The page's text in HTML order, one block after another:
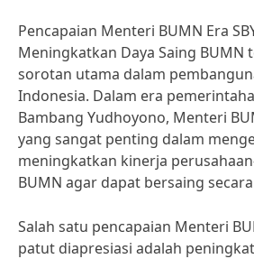
Pencapaian Menteri BUMN Era
Meningkatkan Daya Saing BUMN
sorotan utama dalam
Indonesia. Dalam era
Bambang Yudhoyono, Menteri
yang sangat penting dalam
meningkatkan kinerja
BUMN agar dapat bersaing
Salah satu pencapaian Menteri
patut diapresiasi adalah